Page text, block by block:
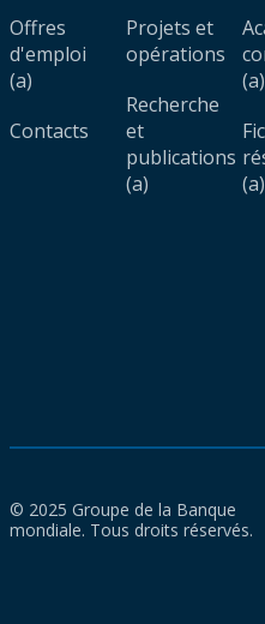
Offres
d'emploi
(a)
Contacts
Projets et
opérations
Recherche
et
publications
(a)
(a)
(a)
© 2025 Groupe de la Banque
mondiale. Tous droits réservés.